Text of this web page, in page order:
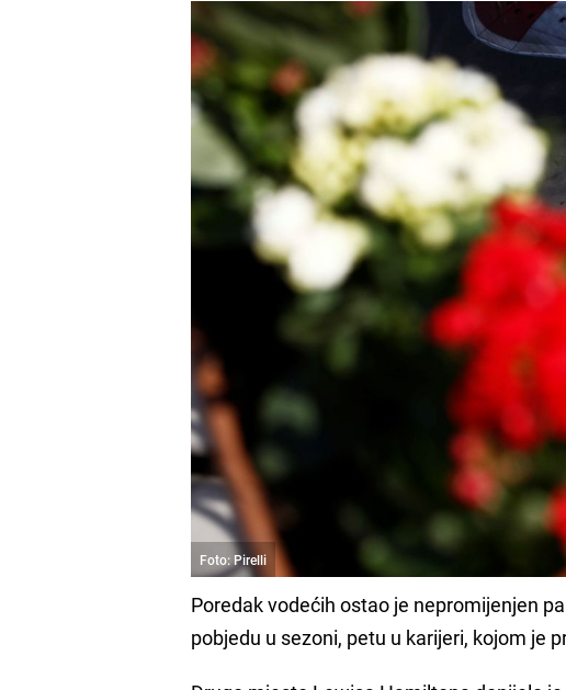
Foto: Pirelli
Poredak vodećih ostao je nepromijenjen
pobjedu u sezoni, petu u karijeri, kojom je